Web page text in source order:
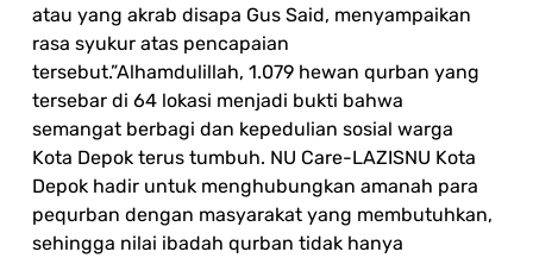
atau yang akrab disapa Gus Said, menyampaikan
rasa syukur atas pencapaian
tersebut.”Alhamdulillah, 1.079 hewan qurban yang
tersebar di 64 lokasi menjadi bukti bahwa
semangat berbagi dan kepedulian sosial warga
Kota Depok terus tumbuh. NU Care-LAZISNU Kota
Depok hadir untuk menghubungkan amanah para
pequrban dengan masyarakat yang membutuhkan,
sehingga nilai ibadah qurban tidak hanya